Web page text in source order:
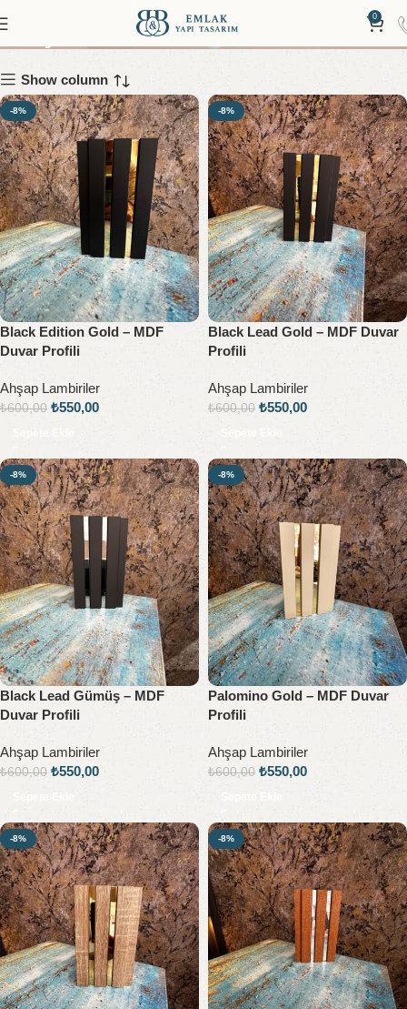
0
Ahşam Lambiri
Show column
-8%
Black Edition Gold – MDF
Duvar Profili
Ahşap Lambiriler
₺600,00 ₺550,00
-8%
Black Lead Gold – MDF Duvar
Profili
Ahşap Lambiriler
₺600,00 ₺550,00
Sepete Ekle
-8%
Black Lead Gümüş – MDF
Duvar Profili
Ahşap Lambiriler
₺600,00 ₺550,00
Sepete Ekle
-8%
Palomino Gold – MDF Duvar
Profili
Ahşap Lambiriler
₺600,00 ₺550,00
-8% -8%